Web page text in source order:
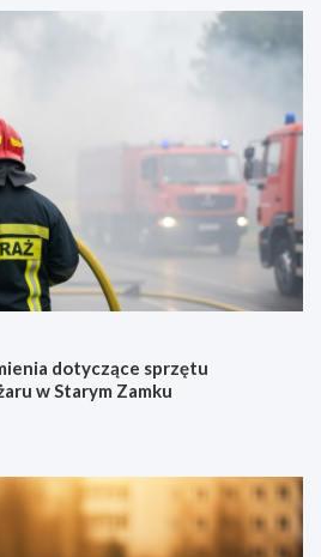
dotyczące sprzętu
w Starym Zamku